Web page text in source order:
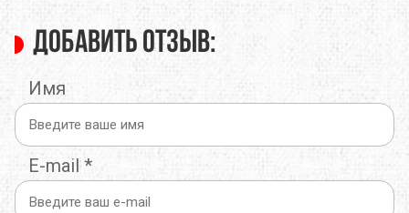
Добавить отзыв:
Имя
E-mail *